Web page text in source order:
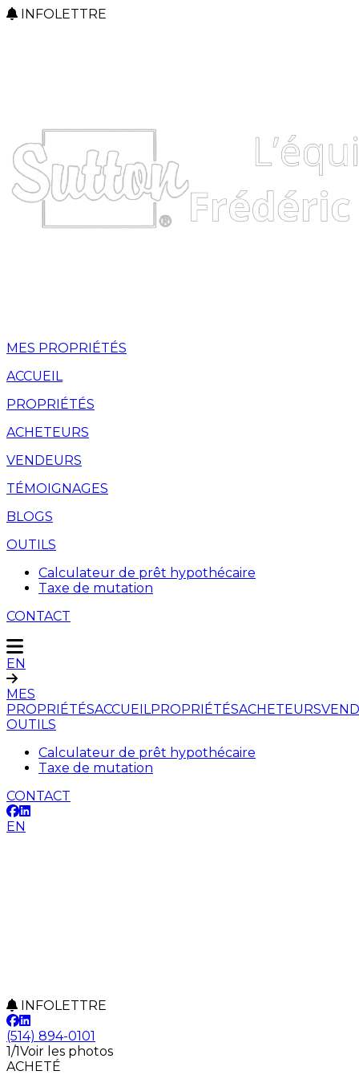
INFOLETTRE
MES PROPRIÉTÉS
ACCUEIL
PROPRIÉTÉS
ACHETEURS
VENDEURS
TÉMOIGNAGES
BLOGS
OUTILS
Calculateur de prêt hypothécaire
Taxe de mutation
CONTACT
EN
MES
PROPRIÉTÉSACCUEILPROPRIÉTÉSACHETEURS
OUTILS
Calculateur de prêt hypothécaire
Taxe de mutation
CONTACT
EN
INFOLETTRE
(514) 894-0101
1/1Voir les photos
ACHETÉ